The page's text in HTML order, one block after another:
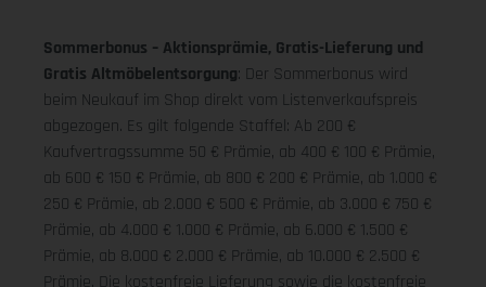
Sommerbonus – Aktionsprämie, Gratis-Lieferung und
Gratis Altmöbelentsorgung: Der Sommerbonus wird
beim Neukauf im Shop direkt vom Listenverkaufspreis
abgezogen. Es gilt folgende Staffel: Ab 200 €
Kaufvertragssumme 50 € Prämie, ab 400 € 100 € Prämie,
ab 600 € 150 € Prämie, ab 800 € 200 € Prämie, ab 1.000 €
250 € Prämie, ab 2.000 € 500 € Prämie, ab 3.000 € 750 €
Prämie, ab 4.000 € 1.000 € Prämie, ab 6.000 € 1.500 €
Prämie, ab 8.000 € 2.000 € Prämie, ab 10.000 € 2.500 €
Prämie. Die kostenfreie Lieferung sowie die kostenfreie